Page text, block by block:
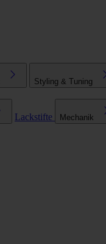
Styling & Tuning
Lackstifte Mechanik